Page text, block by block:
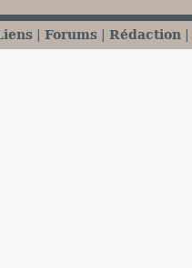
Forums Rédaction